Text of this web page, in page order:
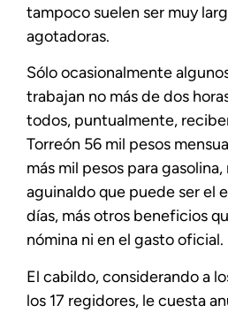
tampoco suelen ser muy
agotadoras.
Sólo ocasionalmente
trabajan no más de dos
todos, puntualmente,
Torreón 56 mil pesos
más mil pesos para
aguinaldo que puede ser el
días, más otros beneficios
nómina ni en el gasto oficial.
El cabildo, considerando a
los 17 regidores, le cuesta